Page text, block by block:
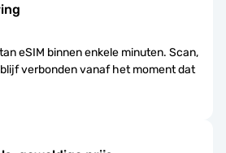
eSIM binnen enkele minuten. Scan,
verbonden vanaf het moment dat